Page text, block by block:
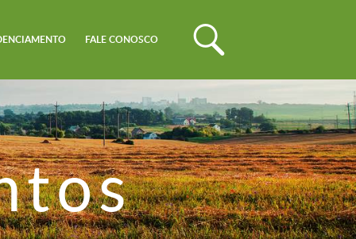
FALE CONOSCO